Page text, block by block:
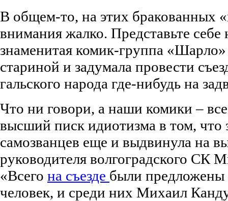
В общем-то, на этих бракованных
внимания жалко. Представьте себе
знаменитая комик-группа
стариной и задумала провести
гальского народа где-нибудь на
Что ни говори, а наши комики –
высший писк идиотизма в том, что
самозванцев еще и выдвинула на
руководителя волгоградского СК
«Всего на съезде были предложены
человек, и среди них Михаил